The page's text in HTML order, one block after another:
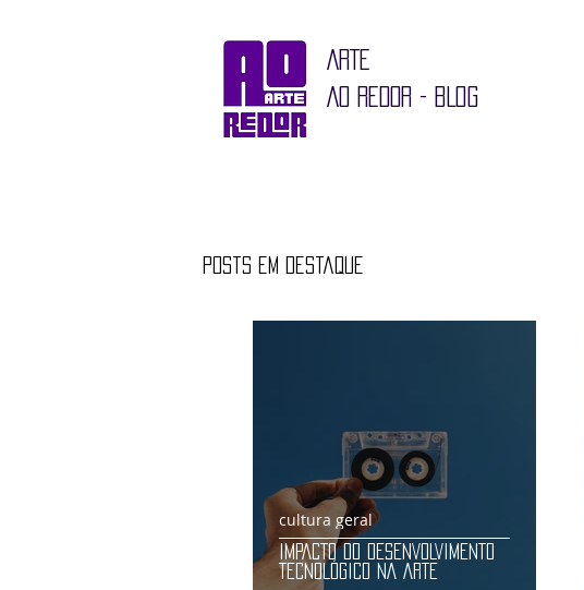
ARTE
AO REDOR - BLOG
Posts em destaque
IMPACTO DO DESENVOLVIMENTO
TECNOLÓGICO NA ARTE
cultura geral